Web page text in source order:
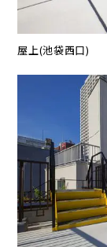
屋上(池袋西口)